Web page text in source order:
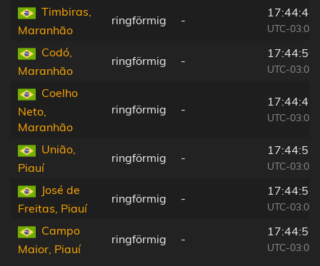
Timbiras,
Maranhão
ringförmig -
17:44:44
UTC-03:00
Codó,
Maranhão
ringförmig -
17:44:50
UTC-03:00
Coelho
Neto,
Maranhão
ringförmig -
17:44:42
UTC-03:00
União,
Piauí
ringförmig -
17:44:52
UTC-03:00
José de
Freitas, Piauí
ringförmig -
17:44:56
UTC-03:00
Campo
Maior, Piauí
ringförmig -
17:44:56
UTC-03:00